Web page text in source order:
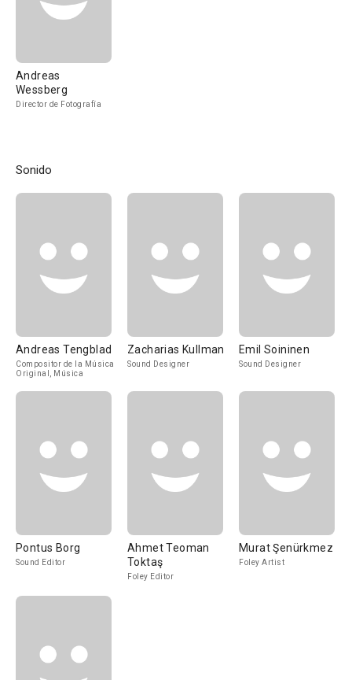
Andreas
Wessberg
Director de Fotografía
Sonido
Andreas Tengblad
Compositor de la Música
Original, Música
Zacharias Kullman
Sound Designer
Emil Soininen
Sound Designer
Pontus Borg
Sound Editor
Ahmet Teoman
Toktaş
Foley Editor
Murat Şenürkmez
Foley Artist